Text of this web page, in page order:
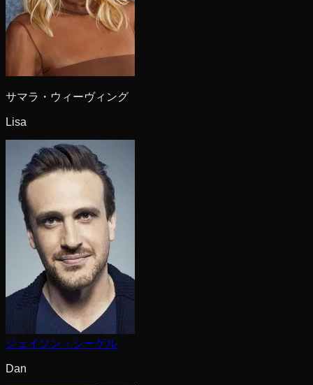
サマラ・ウィーヴィング
Lisa
ジェイソン・シーゲル
Dan